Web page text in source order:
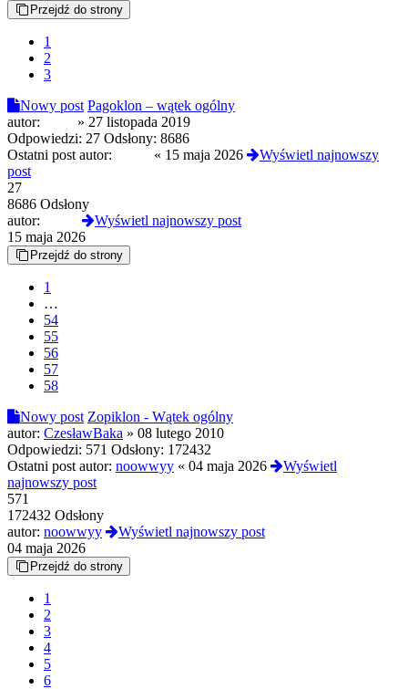
Przejdź do strony
1
2
3
Nowy post Pagoklon – wątek ogólny
autor:
» 27 listopada 2019
Odpowiedzi: 27 Odsłony: 8686
Ostatni post autor:
« 15 maja 2026
Wyświetl najnowszy
post
27
8686 Odsłony
autor:
Wyświetl najnowszy post
15 maja 2026
Przejdź do strony
1
…
54
55
56
57
58
Nowy post Zopiklon - Wątek ogólny
autor: CzesławBaka » 08 lutego 2010
Odpowiedzi: 571 Odsłony: 172432
Ostatni post autor: noowwyy « 04 maja 2026
Wyświetl
najnowszy post
571
172432 Odsłony
autor: noowwyy
Wyświetl najnowszy post
04 maja 2026
Przejdź do strony
1
2
3
4
5
6